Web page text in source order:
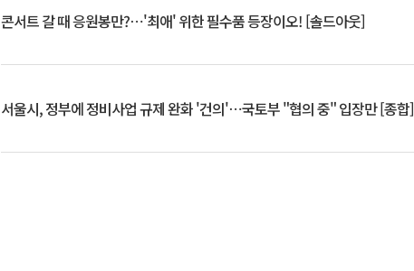
콘서트 갈 때 응원봉만?⋯'최애' 위한 필수품 등장이오! [솔드아웃]
서울시, 정부에 정비사업 규제 완화 '건의'⋯국토부 "협의 중" 입장만 [종합]